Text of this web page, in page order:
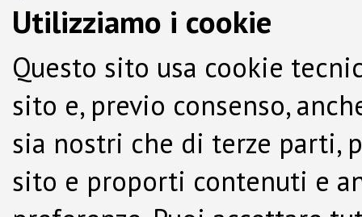
Utilizziamo i cookie
Questo sito usa cookie
sito e, previo consenso,
sia nostri che di terze parti,
sito e proporti contenuti e